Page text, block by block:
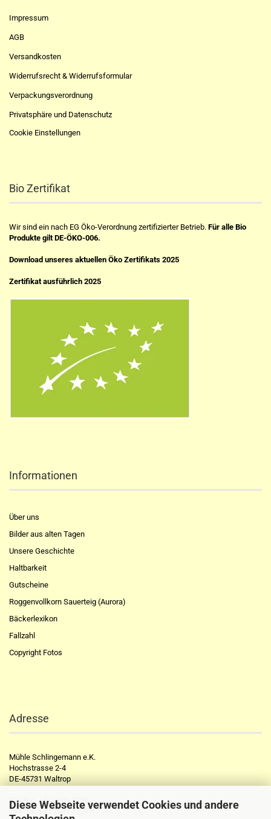
Diese Webseite verwendet Cookies und andere
Impressum
AGB
Versandkosten
Widerrufsrecht & Widerrufsformular
Verpackungsverordnung
Privatsphäre und Datenschutz
Cookie Einstellungen
Bio Zertifikat
Wir sind ein nach EG Öko-Verordnung zertifizierter Betrieb. Für alle Bio
Produkte gilt DE-ÖKO-006.
Download unseres aktuellen Öko Zertifikats 2025
Zertifikat ausführlich 2025
Informationen
Über uns
Bilder aus alten Tagen
Unsere Geschichte
Haltbarkeit
Gutscheine
Roggenvollkorn Sauerteig (Aurora)
Bäckerlexikon
Fallzahl
Copyright Fotos
Adresse
Mühle Schlingemann e.K.
Hochstrasse 2-4
DE-45731 Waltrop
Telefon: +49 2309 2776
Telefax: +49 2309 72297